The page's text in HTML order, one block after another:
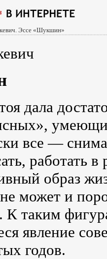
Эссе «Шукшин»
дала
все —
работать
образ
может и
К таким
явление
годов.